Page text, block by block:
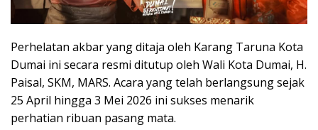
Perhelatan akbar yang ditaja oleh Karang Taruna Kota
Dumai ini secara resmi ditutup oleh Wali Kota Dumai, H.
Paisal, SKM, MARS. Acara yang telah berlangsung sejak
25 April hingga 3 Mei 2026 ini sukses menarik
perhatian ribuan pasang mata.